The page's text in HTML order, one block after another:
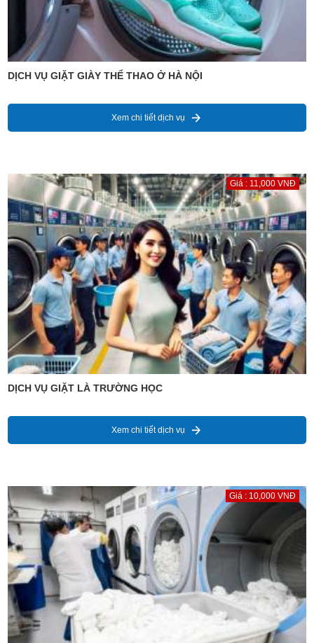
DỊCH VỤ GIẶT GIÀY THỂ THAO Ở HÀ NỘI
Xem chi tiết dịch vụ
Giá : 11,000 VNĐ
DỊCH VỤ GIẶT LÀ TRƯỜNG HỌC
Xem chi tiết dịch vụ
Giá : 10,000 VNĐ